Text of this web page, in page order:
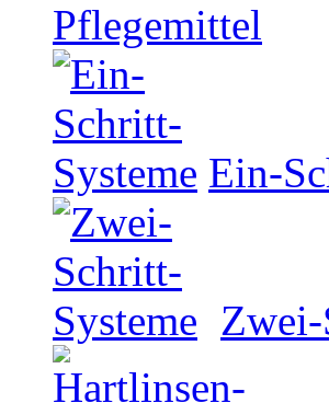
Pflegemittel
Ein-
Zwei-